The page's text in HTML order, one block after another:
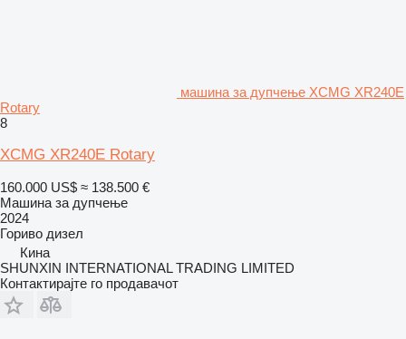
машина за дупчење XCMG XR240E
Rotary
8
XCMG XR240E Rotary
160.000 US$ ≈ 138.500 €
Машина за дупчење
2024
Гориво дизел
Кина
SHUNXIN INTERNATIONAL TRADING LIMITED
Контактирајте го продавачот